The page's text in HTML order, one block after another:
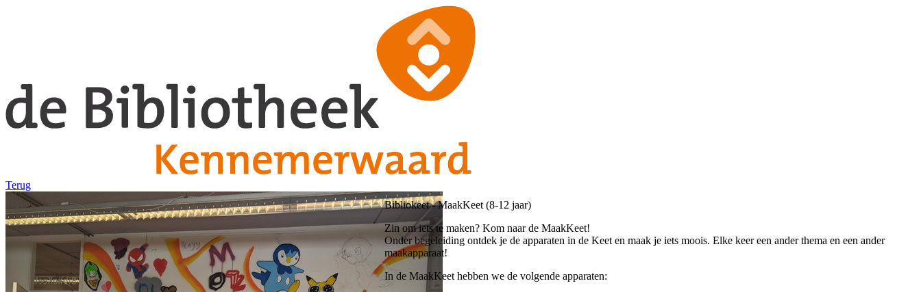
Terug
Bibliokeet - MaakKeet (8-12 jaar)
Zin om iets te maken? Kom naar de MaakKeet!
Onder begeleiding ontdek je de apparaten in de Keet en maak je iets moois. Elke keer een ander thema en een ander
maakapparaat!
In de MaakKeet hebben we de volgende apparaten: